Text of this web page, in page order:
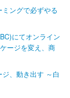
ングで必ずやる
にてオンライン
ージを変え、商
、動き出す ～白